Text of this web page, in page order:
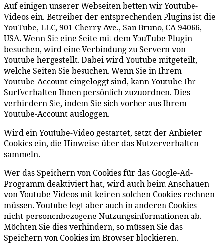
Auf einigen unserer Webseiten betten wir Youtube-
Videos ein. Betreiber der entsprechenden Plugins ist die
YouTube, LLC, 901 Cherry Ave., San Bruno, CA 94066,
USA. Wenn Sie eine Seite mit dem YouTube-Plugin
besuchen, wird eine Verbindung zu Servern von
Youtube hergestellt. Dabei wird Youtube mitgeteilt,
welche Seiten Sie besuchen. Wenn Sie in Ihrem
Youtube-Account eingeloggt sind, kann Youtube Ihr
Surfverhalten Ihnen persönlich zuzuordnen. Dies
verhindern Sie, indem Sie sich vorher aus Ihrem
Youtube-Account ausloggen.
Wird ein Youtube-Video gestartet, setzt der Anbieter
Cookies ein, die Hinweise über das Nutzerverhalten
sammeln.
Wer das Speichern von Cookies für das Google-Ad-
Programm deaktiviert hat, wird auch beim Anschauen
von Youtube-Videos mit keinen solchen Cookies rechnen
müssen. Youtube legt aber auch in anderen Cookies
nicht-personenbezogene Nutzungsinformationen ab.
Möchten Sie dies verhindern, so müssen Sie das
Speichern von Cookies im Browser blockieren.